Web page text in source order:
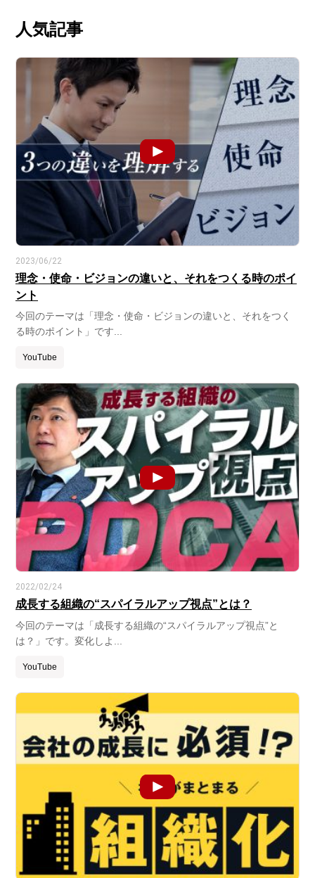
人気記事
2023/06/22
理念・使命・ビジョンの違いと、それをつくる時のポイ
ント
今回のテーマは「理念・使命・ビジョンの違いと、それをつく
る時のポイント」です...
YouTube
2022/02/24
成長する組織の“スパイラルアップ視点”とは？
今回のテーマは「成長する組織の“スパイラルアップ視点”と
は？」です。変化しよ...
YouTube